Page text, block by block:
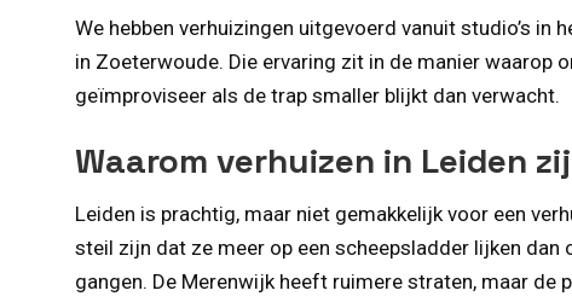
We hebben verhuizingen uitgevoerd vanuit studio’s
in Zoeterwoude. Die ervaring zit in de manier waarop
geïmproviseer als de trap smaller blijkt dan verwacht.
Waarom verhuizen in Leiden
Leiden is prachtig, maar niet gemakkelijk voor een
steil zijn dat ze meer op een scheepsladder lijken
gangen. De Merenwijk heeft ruimere straten, maar